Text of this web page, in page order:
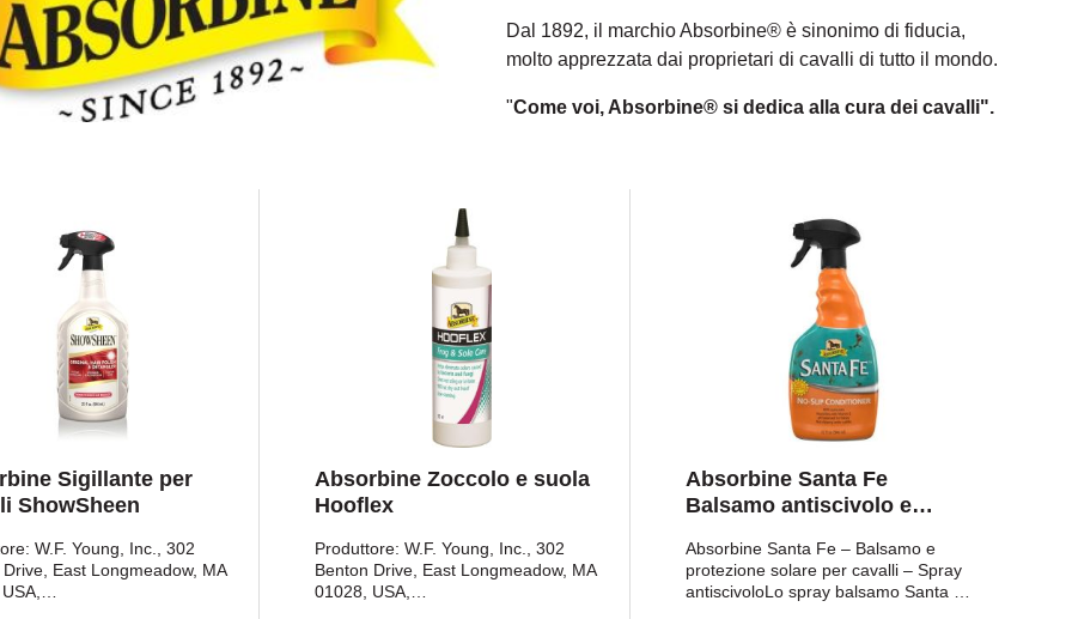
Dal 1892, il marchio Absorbine® è sinonimo di fiducia,
molto apprezzata dai proprietari di cavalli di tutto il mondo.
"Come voi, Absorbine® si dedica alla cura dei cavalli".
Sigillante per
ShowSheen
W.F. Young, Inc., 302
Drive, East Longmeadow, MA
Absorbine Zoccolo e suola
Hooflex
Produttore: W.F. Young, Inc., 302
Benton Drive, East Longmeadow, MA
01028, USA,
Absorbine Santa Fe
Balsamo antiscivolo e
Absorbine Santa Fe – Balsamo e
protezione solare per cavalli – Spray
antiscivoloLo spray balsamo Santa Fe